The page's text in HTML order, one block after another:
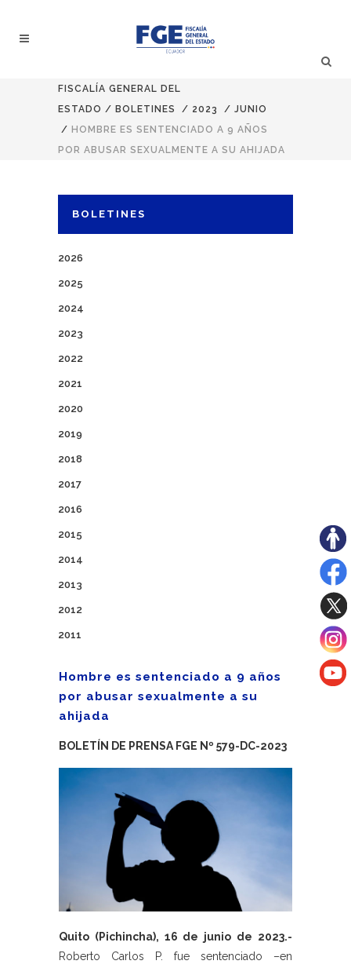
FISCALÍA GENERAL DEL
ESTADO / BOLETINES / 2023 / JUNIO
/ HOMBRE ES SENTENCIADO A 9 AÑOS
POR ABUSAR SEXUALMENTE A SU AHIJADA
BOLETINES
2026
2025
2024
2023
2022
2021
2020
2019
2018
2017
2016
2015
2014
2013
2012
2011
Hombre es sentenciado a 9 años
por abusar sexualmente a su
ahijada
BOLETÍN DE PRENSA FGE Nº 579-DC-2023
Quito (Pichincha), 16 de junio de 2023.-
Roberto Carlos P. fue sentenciado –en